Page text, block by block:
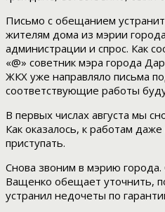
Письмо с обещанием
жителям дома из мэрии
администрации и спрос. Как
«@» советник мэра города
ЖКХ уже направляло письма
соответствующие работы
В первых числах августа мы
Как оказалось, к работам
приступать.
Снова звоним в мэрию
Ващенко обещает уточнить,
устранил недочеты по